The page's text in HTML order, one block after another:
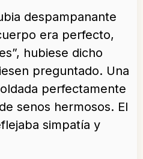
despampanante
era perfecto,
hubiese dicho
preguntado. Una
perfectamente
senos hermosos. El
simpatía y